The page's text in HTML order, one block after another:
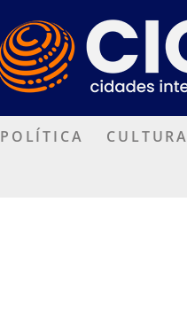
POLÍTICA CULTURA